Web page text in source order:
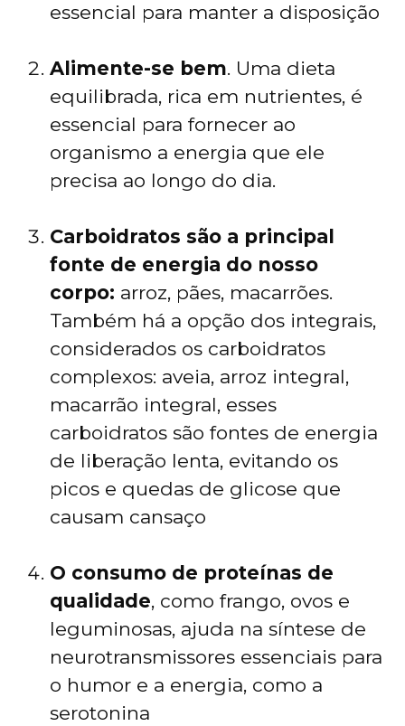
essencial para manter a disposição
Alimente-se bem. Uma dieta
equilibrada, rica em nutrientes, é
essencial para fornecer ao
organismo a energia que ele
precisa ao longo do dia.
Carboidratos são a principal
fonte de energia do nosso
corpo: arroz, pães, macarrões.
Também há a opção dos integrais,
considerados os carboidratos
complexos: aveia, arroz integral,
macarrão integral, esses
carboidratos são fontes de energia
de liberação lenta, evitando os
picos e quedas de glicose que
causam cansaço
O consumo de proteínas de
qualidade, como frango, ovos e
leguminosas, ajuda na síntese de
neurotransmissores essenciais para
o humor e a energia, como a
serotonina